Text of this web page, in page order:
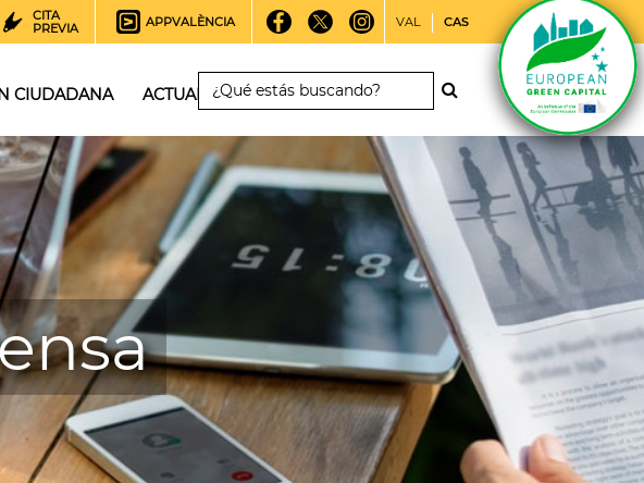
CITA
PREVIA
APPVALÈNCIA VAL CAS
CIUDADANA ACTUALIDAD